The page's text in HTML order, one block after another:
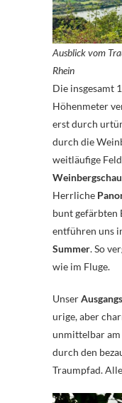
Ausblick vom
Rhein
Die insgesamt
Höhenmeter
erst durch
durch die
weitläufige
Herrliche
bunt gefärbten
entführen uns
Summer. So
wie im Fluge.
Unser
urige, aber
unmittelbar am
durch den
Traumpfad.